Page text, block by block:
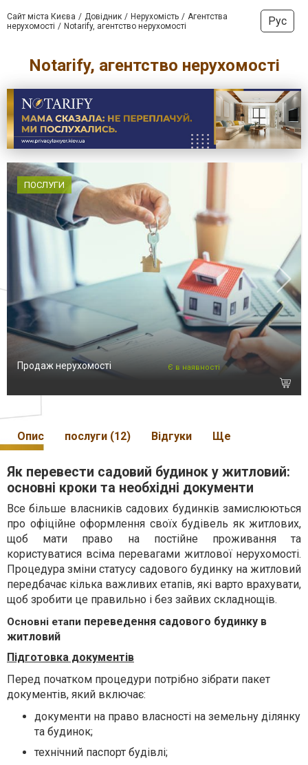
Сайт міста Києва Довідник Нерухомість
Агентства
нерухомості
Notarify, агентство нерухомості Рус
Notarify, агентство нерухомості
ПОСЛУГИ
Продаж нерухомості Є в наявності
Опис послуги (12) Відгуки Ще
Як перевести садовий будинок у житловий:
основні кроки та необхідні документи
Все більше власників садових будинків замислюються
про офіційне оформлення своїх будівель як житлових,
щоб мати право на постійне проживання та
користуватися всіма перевагами житлової нерухомості.
Процедура зміни статусу садового будинку на житловий
передбачає кілька важливих етапів, які варто врахувати,
щоб зробити це правильно і без зайвих складнощів.
Основні етапи переведення садового будинку в
житловий
Підготовка документів
Перед початком процедури потрібно зібрати пакет
документів, який включає:
документи на право власності на земельну ділянку
та будинок;
технічний паспорт будівлі;